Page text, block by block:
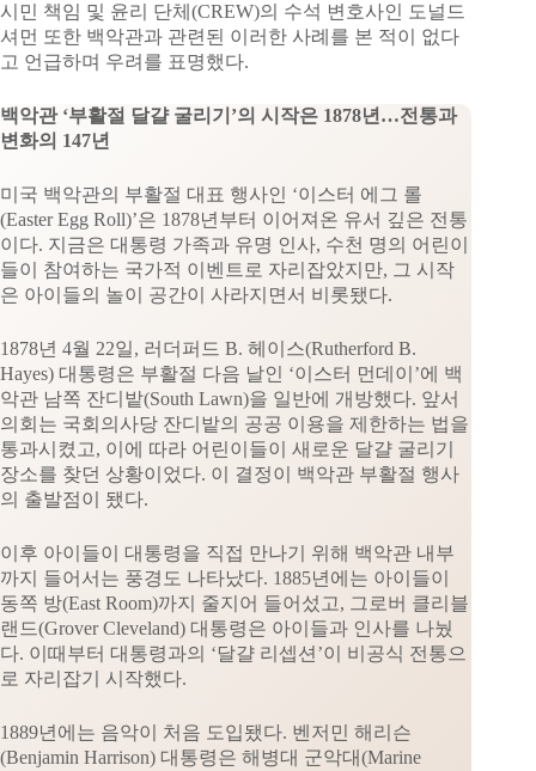
시민 책임 및 윤리 단체(CREW)의 수석 변호사인 도널드
셔먼 또한 백악관과 관련된 이러한 사례를 본 적이 없다
고 언급하며 우려를 표명했다.
백악관 ‘부활절 달걀 굴리기’의 시작은 1878년…전통과
변화의 147년
미국 백악관의 부활절 대표 행사인 ‘이스터 에그 롤
(Easter Egg Roll)’은 1878년부터 이어져온 유서 깊은 전통
이다. 지금은 대통령 가족과 유명 인사, 수천 명의 어린이
들이 참여하는 국가적 이벤트로 자리잡았지만, 그 시작
은 아이들의 놀이 공간이 사라지면서 비롯됐다.
1878년 4월 22일, 러더퍼드 B. 헤이스(Rutherford B.
Hayes) 대통령은 부활절 다음 날인 ‘이스터 먼데이’에 백
악관 남쪽 잔디밭(South Lawn)을 일반에 개방했다. 앞서
의회는 국회의사당 잔디밭의 공공 이용을 제한하는 법을
통과시켰고, 이에 따라 어린이들이 새로운 달걀 굴리기
장소를 찾던 상황이었다. 이 결정이 백악관 부활절 행사
의 출발점이 됐다.
이후 아이들이 대통령을 직접 만나기 위해 백악관 내부
까지 들어서는 풍경도 나타났다. 1885년에는 아이들이
동쪽 방(East Room)까지 줄지어 들어섰고, 그로버 클리블
랜드(Grover Cleveland) 대통령은 아이들과 인사를 나눴
다. 이때부터 대통령과의 ‘달걀 리셉션’이 비공식 전통으
로 자리잡기 시작했다.
1889년에는 음악이 처음 도입됐다. 벤저민 해리슨
(Benjamin Harrison) 대통령은 해병대 군악대(Marine